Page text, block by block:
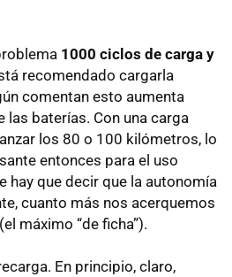
1000 ciclos de carga y
recomendado cargarla
comentan esto aumenta
las baterías. Con una carga
los 80 o 100 kilómetros, lo
entonces para el uso
hay que decir que la autonomía
cuanto más nos acerquemos
máximo “de ficha”).
En principio, claro,